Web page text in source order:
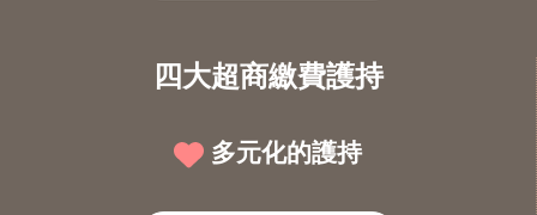
四大超商繳費護持
多元化的護持